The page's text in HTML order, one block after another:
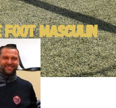
MASCULIN